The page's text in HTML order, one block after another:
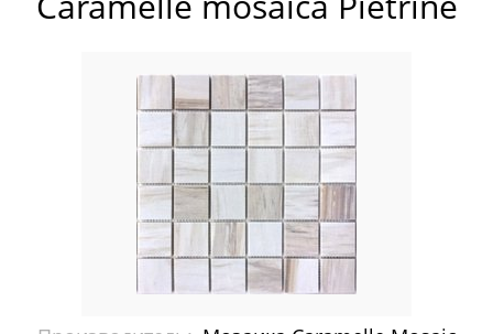
Керамогранит NSceramic
Керамогранит Staro
Мозаика ArtMoment
Мозаика Bars Crystal Mosaic
Мозаика Bonaparte
Мозаика Caramelle Mosaic